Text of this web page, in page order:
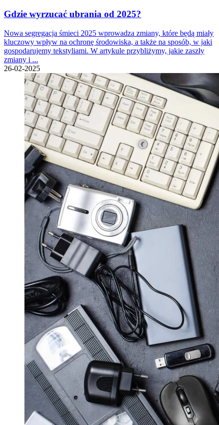
Gdzie wyrzucać ubrania od 2025?
Nowa segregacja śmieci 2025 wprowadza zmiany, które będą miały
kluczowy wpływ na ochronę środowiska, a także na sposób, w jaki
gospodarujemy tekstyliami. W artykule przybliżymy, jakie zaszły
zmiany i ...
26-02-2025